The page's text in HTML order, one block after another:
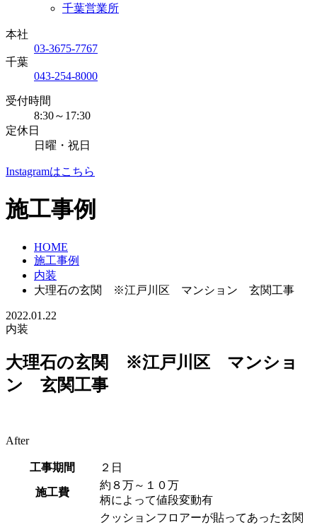
千葉営業所
本社
03-3675-7767
千葉
043-254-8000
受付時間
8:30～17:30
定休日
日曜・祝日
Instagramはこちら
施工事例
HOME
施工事例
内装
大理石の玄関 ※江戸川区 マンション 玄関工事
2022.01.22
内装
大理石の玄関 ※江戸川区 マンショ
ン 玄関工事
After
工事期間 ２日
施工費
約８万～１０万
柄によって値段変動有
クッションフロアーが貼ってあった玄関